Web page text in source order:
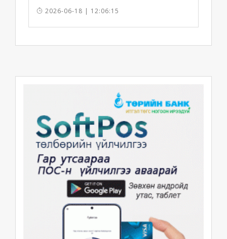
2026-06-18 | 12:06:15